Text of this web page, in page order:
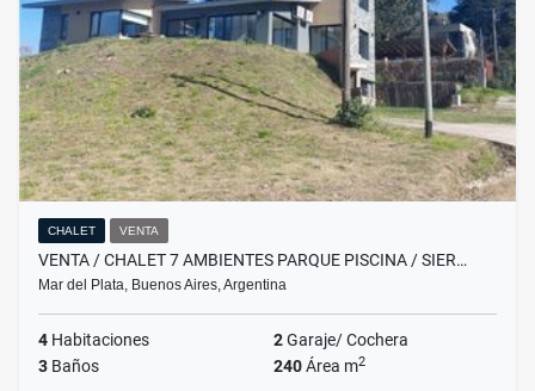
CHALET VENTA
VENTA / CHALET 7 AMBIENTES PARQUE PISCINA / SIER…
Mar del Plata, Buenos Aires, Argentina
4 Habitaciones 2Garaje/ Cochera
3 Baños 240Área m2